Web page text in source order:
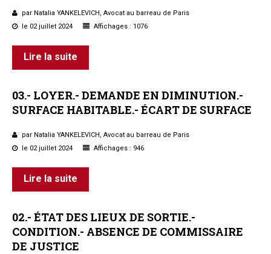
par Natalia YANKELEVICH, Avocat au barreau de Paris
le 02 juillet 2024
Affichages : 1076
Lire la suite
03.- LOYER.- DEMANDE EN DIMINUTION.-
SURFACE HABITABLE.- ÉCARTDE SURFACE
par Natalia YANKELEVICH, Avocat au barreau de Paris
le 02 juillet 2024
Affichages : 946
Lire la suite
02.- ÉTATDES LIEUX DE SORTIE.-
CONDITION.- ABSENCE DE COMMISSAIRE
DE JUSTICE